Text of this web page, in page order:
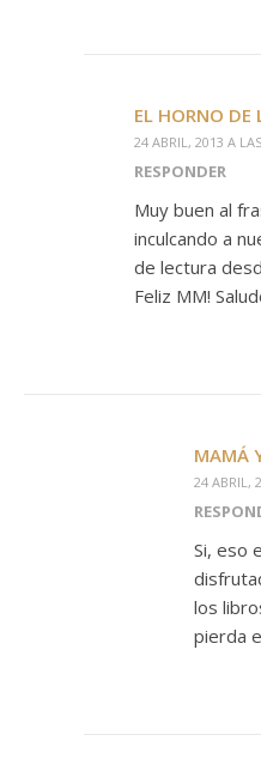
EL HORNO DE
24 ABRIL, 2013 A
RESPONDER
Muy buen al
inculcando a
de lectura
Feliz MM!
MAMÁ
24 ABRIL,
Si, eso
los
pierda